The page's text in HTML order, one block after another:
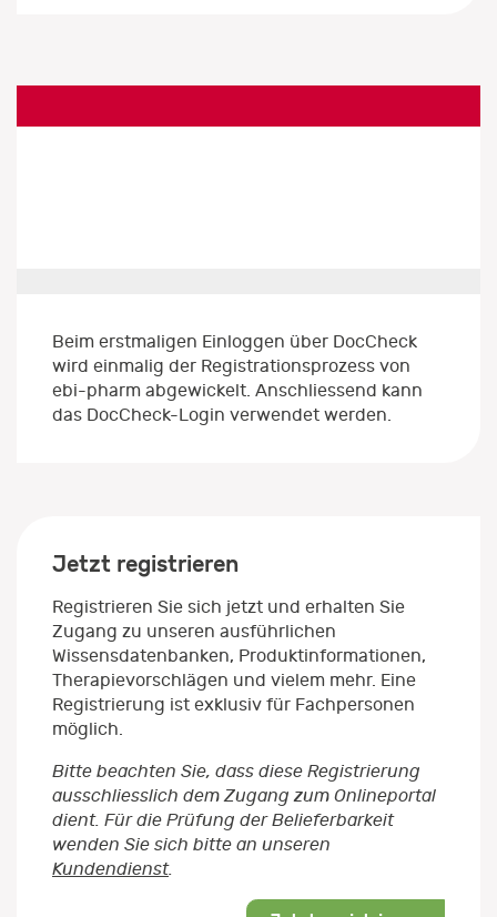
Beim erstmaligen Einloggen über DocCheck
wird einmalig der Registrationsprozess von
ebi-pharm abgewickelt. Anschliessend kann
das DocCheck-Login verwendet werden.
Jetzt registrieren
Registrieren Sie sich jetzt und erhalten Sie
Zugang zu unseren ausführlichen
Wissensdatenbanken, Produktinformationen,
Therapievorschlägen und vielem mehr. Eine
Registrierung ist exklusiv für Fachpersonen
möglich.
Bitte beachten Sie, dass diese Registrierung
ausschliesslich dem Zugang zum Onlineportal
dient. Für die Prüfung der Belieferbarkeit
wenden Sie sich bitte an unseren
Kundendienst.